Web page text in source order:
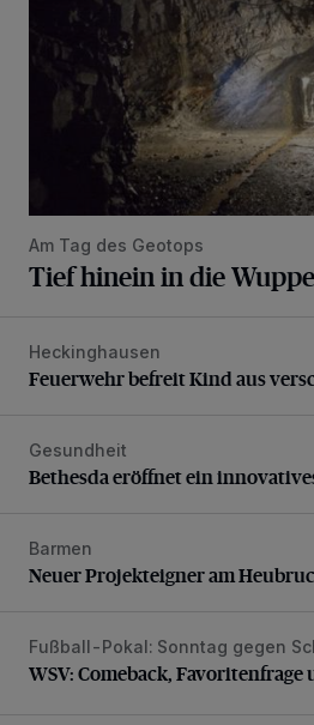
Am Tag des Geotops
Tief hinein in die
Feuerwehr befreit Kind aus
Heckinghausen
Feuerwehr befreit Kind aus
Bethesda eröffnet ein innovatives
Gesundheit
Bethesda eröffnet ein
Neuer Projekteigner am Heubruch
Barmen
Neuer Projekteigner am
WSV: Comeback,
Fußball-Pokal: Sonntag gegen
WSV: Comeback,